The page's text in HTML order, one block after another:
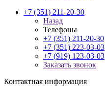
+7 (351) 211-20-30
Назад
Телефоны
+7 (351) 211-20-30
+7 (351) 223-03-03
+7 (919) 123-03-03
Заказать звонок
Контактная информация